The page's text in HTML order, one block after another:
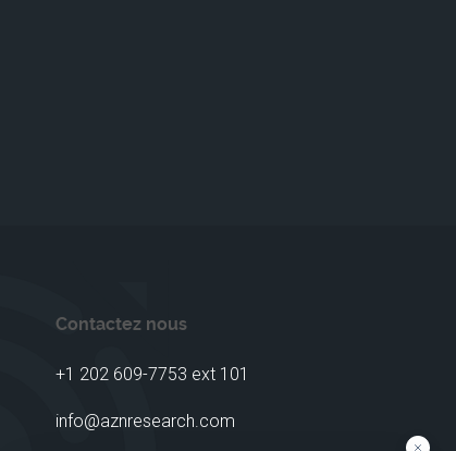
Contactez nous
+1 202 609-7753 ext 101
info@aznresearch.com